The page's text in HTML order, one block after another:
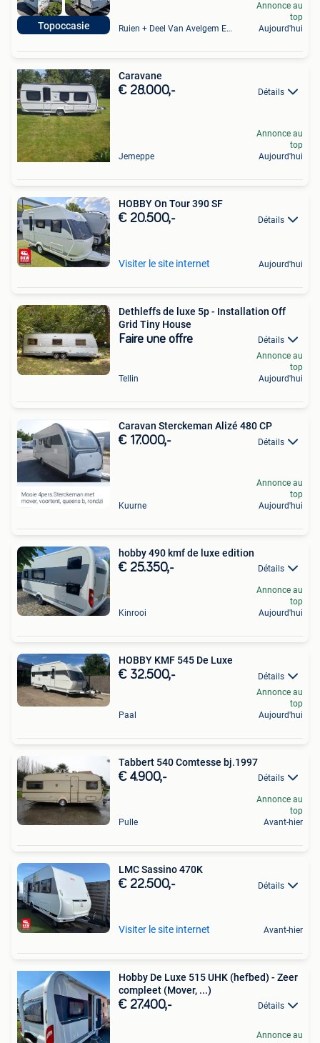
Topoccasie Ruien + Deel Van Avelgem En Waarmaarde
Annonce au
top
Aujourd'hui
Caravane
€ 28.000,- Détails
Jemeppe
Annonce au
top
Aujourd'hui
HOBBY On Tour 390 SF
€ 20.500,- Détails
Visiter le site internet Aujourd'hui
Dethleffs de luxe 5p - Installation Off
Grid Tiny House
Faire une offre Détails
Tellin
Annonce au
top
Aujourd'hui
Caravan Sterckeman Alizé 480 CP
€ 17.000,- Détails
Kuurne
Annonce au
top
Aujourd'hui
hobby 490 kmf de luxe edition
€ 25.350,- Détails
Kinrooi
Annonce au
top
Aujourd'hui
HOBBY KMF 545 De Luxe
€ 32.500,- Détails
Paal
Annonce au
top
Aujourd'hui
Tabbert 540 Comtesse bj.1997
€ 4.900,- Détails
Pulle
Annonce au
top
Avant-hier
LMC Sassino 470K
€ 22.500,- Détails
Visiter le site internet Avant-hier
Hobby De Luxe 515 UHK (hefbed) - Zeer
compleet (Mover, ...)
€ 27.400,- Détails
Annonce au